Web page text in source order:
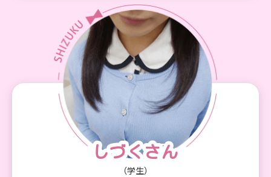
しづくさん
しづくさん
（学生）